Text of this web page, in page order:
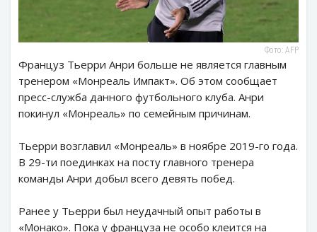
Фото: AFP
Француз Тьерри Анри больше не является главным
тренером «Монреаль Импакт». Об этом сообщает
пресс-служба данного футбольного клуба. Анри
покинул «Монреаль» по семейным причинам.
Тьерри возглавил «Монреаль» в ноябре 2019-го года.
В 29-ти поединках на посту главного тренера
команды Анри добыл всего девять побед.
Ранее у Тьерри был неудачный опыт работы в
«Монако». Пока у француза не особо клеится на